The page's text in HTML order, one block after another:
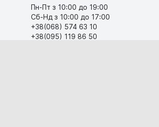
Пн-Пт з 10:00 до 19:00
Сб-Нд з 10:00 до 17:00
+38(068) 574 63 10
+38(095) 119 86 50